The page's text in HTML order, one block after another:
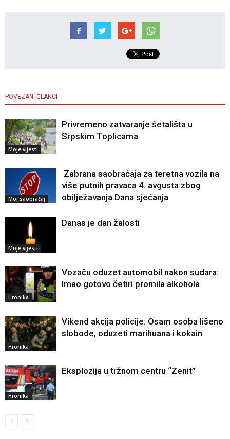
POVEZANI ČLANCI
Moje vijesti
Privremeno zatvaranje šetališta u
Srpskim Toplicama
Moj saobraćaj
Zabrana saobraćaja za teretna vozila na
više putnih pravaca 4. avgusta zbog
obilježavanja Dana sjećanja
Moje vijesti
Danas je dan žalosti
Hronika
Vozaču oduzet automobil nakon sudara:
Imao gotovo četiri promila alkohola
Hronika
Vikend akcija policije: Osam osoba lišeno
slobode, oduzeti marihuana i kokain
Hronika
Eksplozija u tržnom centru “Zenit”